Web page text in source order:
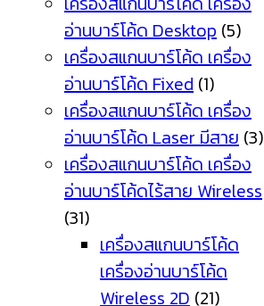
อ่านบาร์โค้ด Desktop (5)
เครื่องสแกนบาร์โค้ด เครื่อง
อ่านบาร์โค้ด Fixed (1)
เครื่องสแกนบาร์โค้ด เครื่อง
อ่านบาร์โค้ด Laser มีสาย (3)
เครื่องสแกนบาร์โค้ด เครื่อง
อ่านบาร์โค้ดไร้สาย Wireless
(31)
เครื่องสแกนบาร์โค้ด
เครื่องอ่านบาร์โค้ด
Wireless 2D (21)